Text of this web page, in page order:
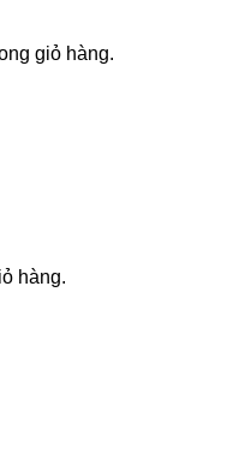
giỏ hàng.
hàng.